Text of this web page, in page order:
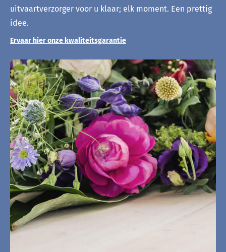
uitvaartverzorger voor u klaar; elk moment. Een prettig
idee.
Ervaar hier onze kwaliteitsgarantie